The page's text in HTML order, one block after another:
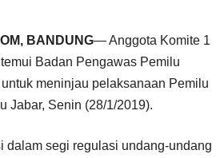
BANDUNG— Anggota Komite 1
Badan Pengawas Pemilu
meninjau pelaksanaan Pemilu
Jabar, Senin (28/1/2019).
dalam segi regulasi undang-undang